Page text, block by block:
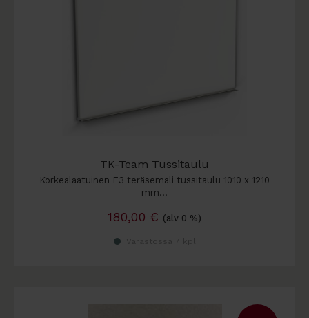
TK-Team Tussitaulu
Korkealaatuinen E3 teräsemali tussitaulu 1010 x 1210
mm…
180,00 € (alv 0 %)